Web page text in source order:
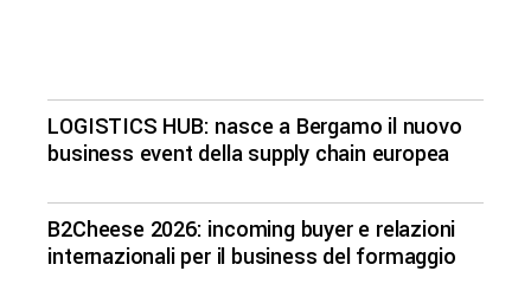
LOGISTICS HUB: nasce a Bergamo il nuovo
business event della supply chain europea
B2Cheese 2026: incoming buyer e relazioni
internazionali per il business del formaggio